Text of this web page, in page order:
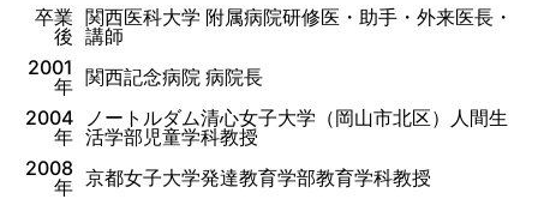
卒業
後
関西医科大学 附属病院研修医・助手・外来医長・
講師
2001
年 関西記念病院 病院長
2004
年
ノートルダム清心女子大学（岡山市北区）人間生
活学部児童学科教授
2008
年 京都女子大学発達教育学部教育学科教授